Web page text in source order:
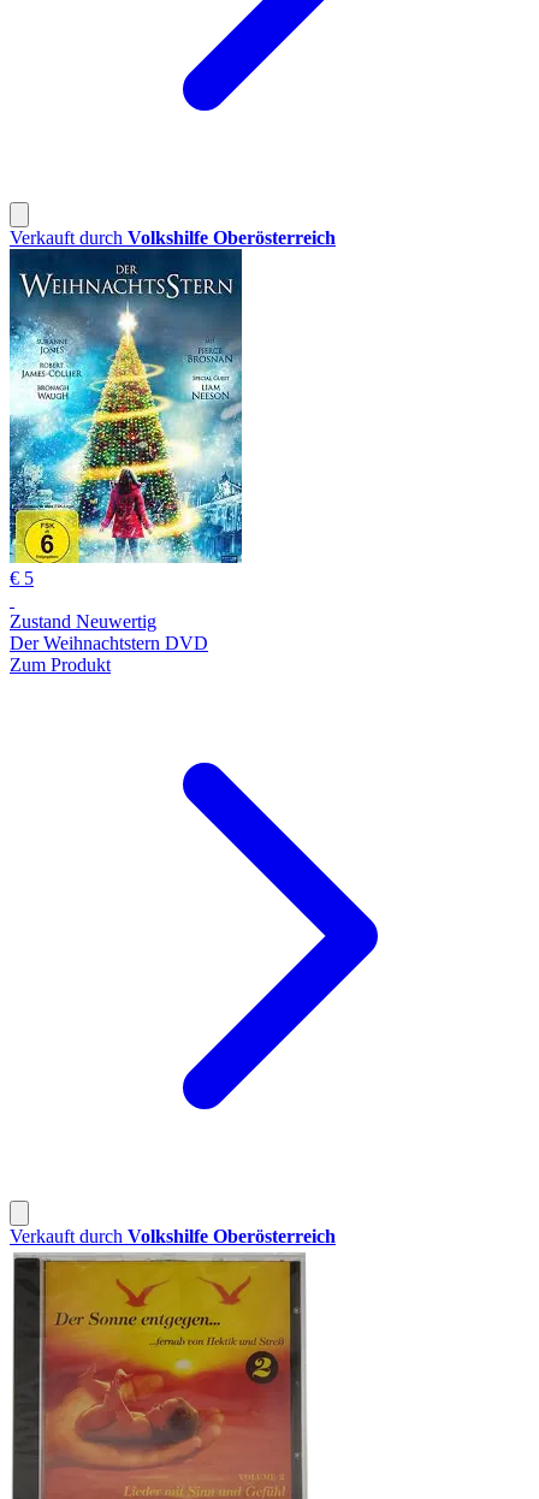
Verkauft durch Volkshilfe Oberösterreich
€ 5
Zustand Neuwertig
Der Weihnachtstern DVD
Zum Produkt
Verkauft durch Volkshilfe Oberösterreich